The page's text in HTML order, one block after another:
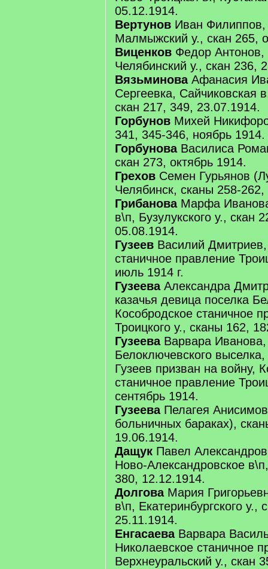
05.12.1914.
Вертунов Иван
Малмыжский у., скан 265,
Виценков Федор Антонов,
Челябинский у., скан 236,
ВязьминоваАфанасия
Сергеевка, Сайчиковская
скан 217, 349, 23.07.1914.
Горбунов Михей
341, 345-346, ноябрь 1914.
ГорбуноваВасилиса
скан 273, октябрь 1914.
Грехов Семен Гурьянов
Челябинск, сканы 258-262,
ГрибановаМарфа
в\п, Бузулукского у., скан
05.08.1914.
Гузеев Василий
станичное правление
июль 1914 г.
ГузееваАлександра
казачья девица поселка
Кособродское станичное
Троицкого у., сканы 162,
ГузееваВарвара Иванова,
Белоключевского
Гузеев призван на войну,
станичное правление
сентябрь 1914.
ГузееваПелагея
больничных бараках),
19.06.1914.
Дащук Павел
Ново-Александровское
380, 12.12.1914.
Долгова Мария
в\п, Екатеринбургского у.,
25.11.1914.
ЕнгасаеваВарвара
Николаевское станичное
Верхнеуральский у., скан